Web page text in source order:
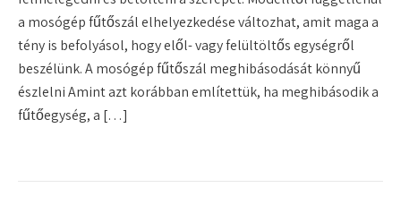
a mosógép fűtőszál elhelyezkedése változhat, amit maga a
tény is befolyásol, hogy elől- vagy felültöltős egységről
beszélünk. A mosógép fűtőszál meghibásodását könnyű
észlelni Amint azt korábban említettük, ha meghibásodik a
fűtőegység, a […]